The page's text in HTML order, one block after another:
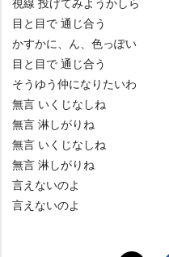
目と目で 通じ合う
かすかに、ん、色っぽい
目と目で 通じ合う
そうゆう仲になりたいわ
無言 いくじなしね
無言 淋しがりね
無言 いくじなしね
無言 淋しがりね
言えないのよ
言えないのよ